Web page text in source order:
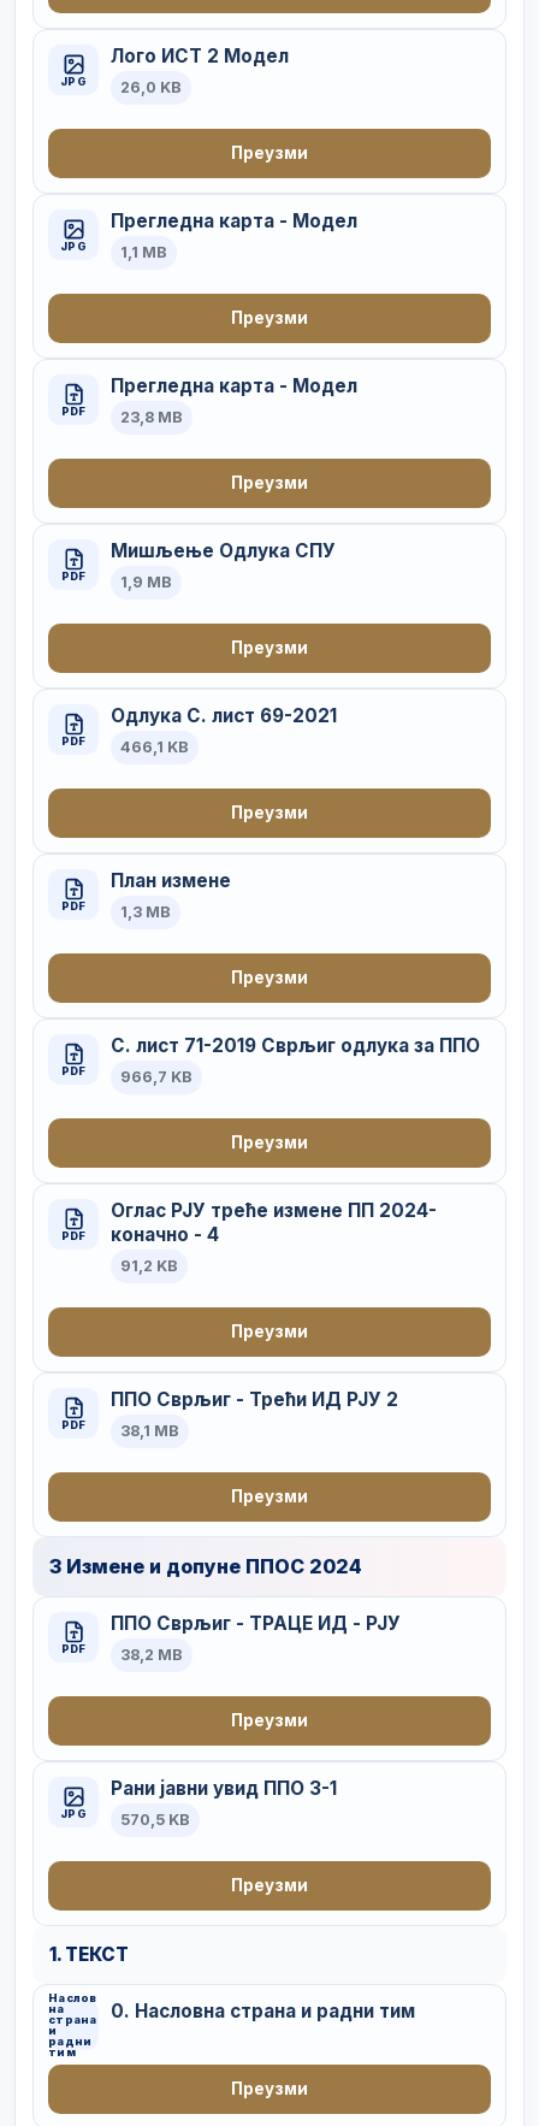
JPG
Лого ИСТ 2 Модел
26,0 KB
Преузми
JPG
Прегледна карта - Модел
1,1 MB
Преузми
PDF
Прегледна карта - Модел
23,8 MB
Преузми
PDF
Мишљење Одлука СПУ
1,9 MB
Преузми
PDF
Одлука С. лист 69-2021
466,1 KB
Преузми
PDF
План измене
1,3 MB
Преузми
PDF
С. лист 71-2019 Сврљиг одлука за ППО
966,7 KB
Преузми
PDF
Оглас РЈУ треће измене ПП 2024-
коначно - 4
91,2 KB
Преузми
PDF
ППО Сврљиг - Трећи ИД РЈУ 2
38,1 MB
Преузми
3 Измене и допуне ППОС 2024
PDF
ППО Сврљиг - ТРАЦЕ ИД - РЈУ
38,2 MB
Преузми
JPG
Рани јавни увид ППО 3-1
570,5 KB
Преузми
1. ТЕКСТ
Наслов
на
страна
и
радни
тим
0. Насловна страна и радни тим
Преузми